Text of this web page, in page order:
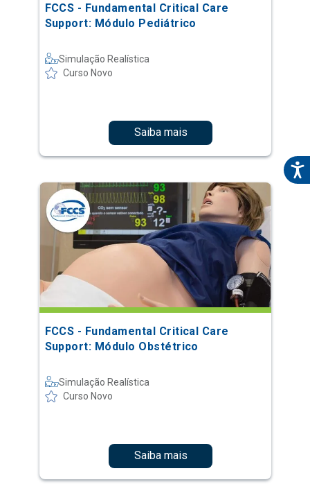
FCCS - Fundamental Critical Care
Support: Módulo Pediátrico
Simulação Realística
Curso Novo
Saiba mais
FCCS - Fundamental Critical Care
Support: Módulo Obstétrico
Simulação Realística
Curso Novo
Saiba mais